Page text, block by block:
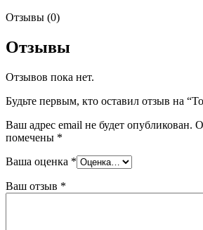
Отзывы (0)
Отзывы
Отзывов пока нет.
Будьте первым, кто оставил отзыв на
Ваш адрес email не будет опубликован.
помечены *
Ваша оценка *
Ваш отзыв *